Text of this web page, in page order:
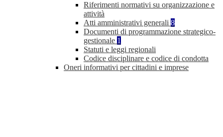
Riferimenti normativi su organizzazione e
attività
Atti amministrativi generali 8
Documenti di programmazione strategico-
gestionale 1
Statuti e leggi regionali
Codice disciplinare e codice di condotta
Oneri informativi per cittadini e imprese